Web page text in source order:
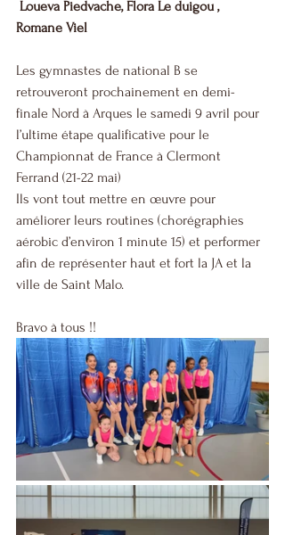
Romane Viel
Les gymnastes de national B se
retrouveront prochainement en demi-
finale Nord à Arques le samedi 9 avril pour
l’ultime étape qualificative pour le
Championnat de France à Clermont
Ferrand (21-22 mai)
Ils vont tout mettre en œuvre pour
améliorer leurs routines (chorégraphies
aérobic d’environ 1 minute 15) et performer
afin de représenter haut et fort la JA et la
ville de Saint Malo.
Bravo à tous !!